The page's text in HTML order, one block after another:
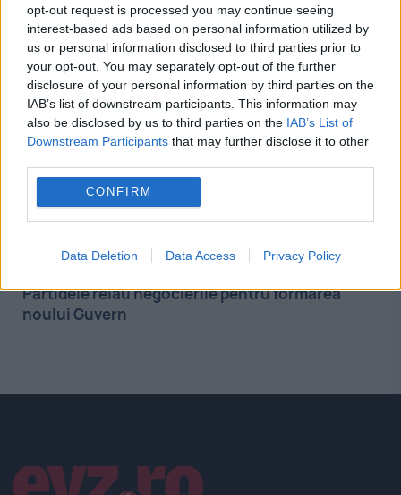
opt-out request is processed you may continue seeing
interest-based ads based on personal information utilized by
us or personal information disclosed to third parties prior to
your opt-out. You may separately opt-out of the further
disclosure of your personal information by third parties on the
IAB’s list of downstream participants. This information may
also be disclosed by us to third parties on the IAB’s List of
Downstream Participants that may further disclose it to other
CONFIRM
Data Deletion Data Access Privacy Policy
08:45-Rusia și amenințarea dronelor. Europa nu
este pregătită să identifice rapid atacurile: „Este
alarmant”
08:34-Peste 1,5 milioane de români au ajuns la
salariu de cel puțin 1.000 de euro net. În 2020
08:27-Cum ar respinge armata din Taiwan un
atac chinezesc. Simularea decisivă pe insulă
Partidele reiau negocierile pentru formarea
noului Guvern
Linkuri utile